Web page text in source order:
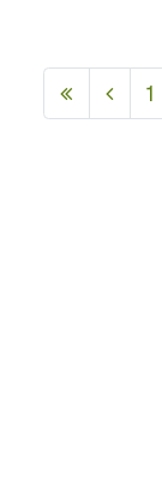
1